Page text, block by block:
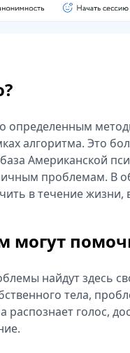
определенным
алгоритма. Это
Американской
проблемам. В
в течение жизни,
могут
найдут здесь
тела,
голос,